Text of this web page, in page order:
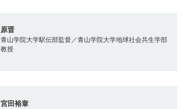
原晋
青山学院大学駅伝部監督／青山学院大学地球社会共生学部
教授
宮田裕章